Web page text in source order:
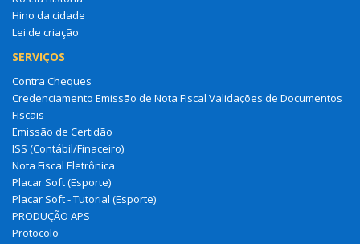
Hino da cidade
Lei de criação
SERVIÇOS
Contra Cheques
Credenciamento Emissão de Nota Fiscal Validações de Documentos
Fiscais
Emissão de Certidão
ISS (Contábil/Finaceiro)
Nota Fiscal Eletrônica
Placar Soft (Esporte)
Placar Soft - Tutorial (Esporte)
PRODUÇÃO APS
Protocolo